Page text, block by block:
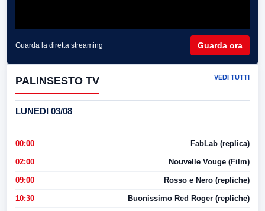
Guarda la diretta streaming Guarda ora
PALINSESTO TV VEDI TUTTI
LUNEDI 03/08
00:00 FabLab (replica)
02:00 Nouvelle Vouge (Film)
09:00 Rosso e Nero (repliche)
10:30 Buonissimo Red Roger (repliche)